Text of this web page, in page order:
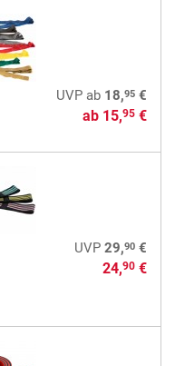
UVPab 18,95€
ab 15,95€
UVP 29,90€
24,90€